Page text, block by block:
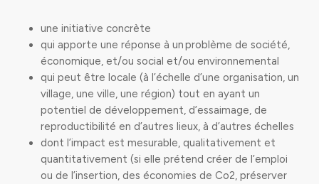
une initiative concrète
qui apporte une réponse à un problème de société,
économique, et/ou social et/ou environnemental
qui peut être locale (à l’échelle d’une organisation, un
village, une ville, une région) tout en ayant un
potentiel de développement, d’essaimage, de
reproductibilité en d’autres lieux, à d’autres échelles
dont l’impact est mesurable, qualitativement et
quantitativement (si elle prétend créer de l’emploi
ou de l’insertion, des économies de Co2, préserver